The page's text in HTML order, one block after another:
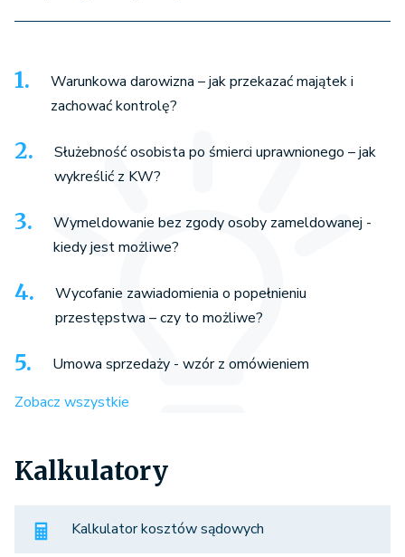
Warunkowa darowizna – jak przekazać majątek i
zachować kontrolę?
Służebność osobista po śmierci uprawnionego – jak
wykreślić z KW?
Wymeldowanie bez zgody osoby zameldowanej -
kiedy jest możliwe?
Wycofanie zawiadomienia o popełnieniu
przestępstwa – czy to możliwe?
Umowa sprzedaży - wzór z omówieniem
Zobacz wszystkie
Kalkulatory
Kalkulator kosztów sądowych